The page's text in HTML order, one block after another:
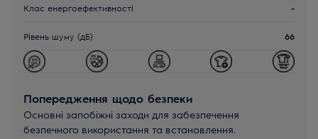
Клас енергоефективності -
Рівень шуму (дБ) 66
Попередження щодо безпеки
Основні запобіжні заходи для забезпечення
безпечного використання та встановлення.